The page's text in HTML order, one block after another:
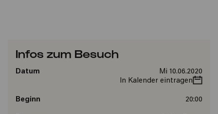
Infos zum Besuch
Datum
Mi 10.06.2020
In Kalender eintragen
Beginn 20:00